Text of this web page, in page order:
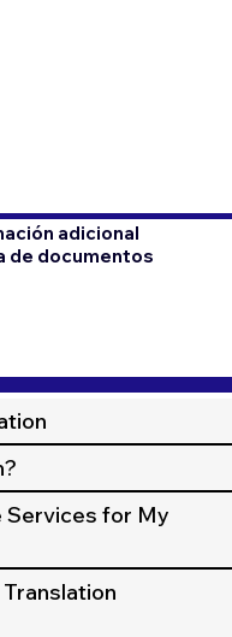
adicional
de documentos
Services for My